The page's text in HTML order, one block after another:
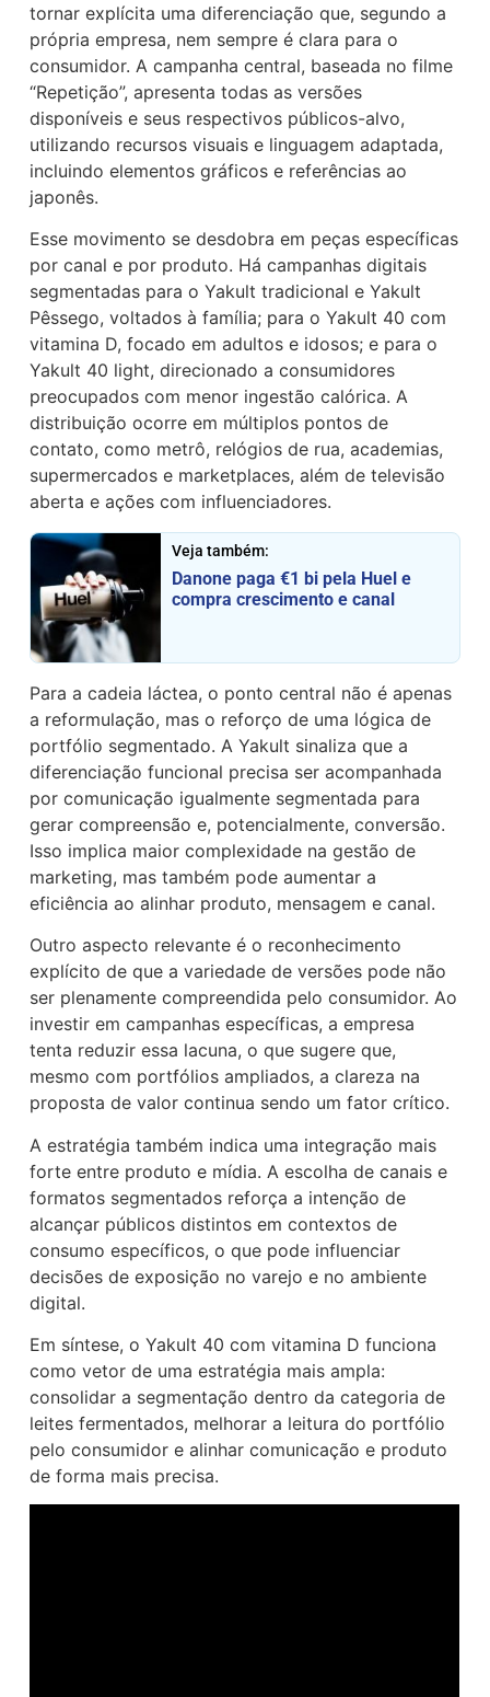
tornar explícita uma diferenciação que, segundo a
própria empresa, nem sempre é clara para o
consumidor. A campanha central, baseada no filme
“Repetição”, apresenta todas as versões
disponíveis e seus respectivos públicos-alvo,
utilizando recursos visuais e linguagem adaptada,
incluindo elementos gráficos e referências ao
japonês.
Esse movimento se desdobra em peças específicas
por canal e por produto. Há campanhas digitais
segmentadas para o Yakult tradicional e Yakult
Pêssego, voltados à família; para o Yakult 40 com
vitamina D, focado em adultos e idosos; e para o
Yakult 40 light, direcionado a consumidores
preocupados com menor ingestão calórica. A
distribuição ocorre em múltiplos pontos de
contato, como metrô, relógios de rua, academias,
supermercados e marketplaces, além de televisão
aberta e ações com influenciadores.
Veja também:
Danone paga €1 bi pela Huel e
compra crescimento e canal
Para a cadeia láctea, o ponto central não é apenas
a reformulação, mas o reforço de uma lógica de
portfólio segmentado. A Yakult sinaliza que a
diferenciação funcional precisa ser acompanhada
por comunicação igualmente segmentada para
gerar compreensão e, potencialmente, conversão.
Isso implica maior complexidade na gestão de
marketing, mas também pode aumentar a
eficiência ao alinhar produto, mensagem e canal.
Outro aspecto relevante é o reconhecimento
explícito de que a variedade de versões pode não
ser plenamente compreendida pelo consumidor. Ao
investir em campanhas específicas, a empresa
tenta reduzir essa lacuna, o que sugere que,
mesmo com portfólios ampliados, a clareza na
proposta de valor continua sendo um fator crítico.
A estratégia também indica uma integração mais
forte entre produto e mídia. A escolha de canais e
formatos segmentados reforça a intenção de
alcançar públicos distintos em contextos de
consumo específicos, o que pode influenciar
decisões de exposição no varejo e no ambiente
digital.
Em síntese, o Yakult 40 com vitamina D funciona
como vetor de uma estratégia mais ampla:
consolidar a segmentação dentro da categoria de
leites fermentados, melhorar a leitura do portfólio
pelo consumidor e alinhar comunicação e produto
de forma mais precisa.